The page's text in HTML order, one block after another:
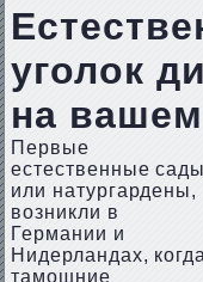
уголок
на вашем
Первые
естественные
или натургардены,
возникли в
Германии и
Нидерландах, когда
тамошние